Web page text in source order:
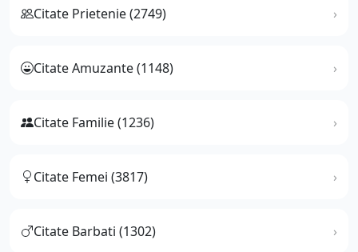
Citate Prietenie (2749)
Citate Amuzante (1148)
Citate Familie (1236)
Citate Femei (3817)
Citate Barbati (1302)